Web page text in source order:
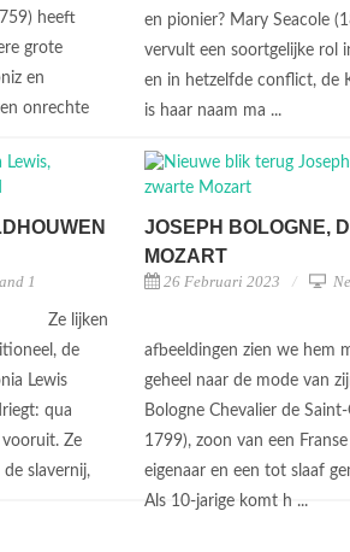
heeft
grote
en
onrechte
en pionier? Mary Seacole
vervult een soortgelijke rol
en in hetzelfde conflict, de
is haar naam ma ...
1
Ze lijken
de
Lewis
qua
Ze
slavernij,
JOSEPH BOLOGNE,
MOZART
26 Februari 2023
afbeeldingen zien we hem
geheel naar de mode van
Bologne Chevalier de
1799), zoon van een
eigenaar en een tot slaaf
Als 10-jarige komt h ...